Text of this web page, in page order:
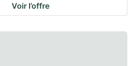
Voir l’offre